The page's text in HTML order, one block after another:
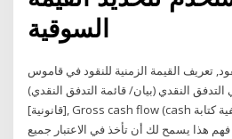
السوقية
تعريف القيمة الزمنية للنقود في قاموس
النقدي (بيان/ قائمة التدفق النقدي)
[قانونية], Gross cash flow (cash مثل إدارة العقود، وتعلم كيفية كتابة
فهم هذا يسمح لك أن تأخذ في الاعتبار جميع